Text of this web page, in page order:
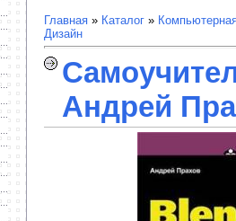
Главная » Каталог »
Дизайн
Андрей